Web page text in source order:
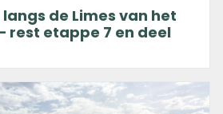
de Limes van het
rest etappe 7 en deel